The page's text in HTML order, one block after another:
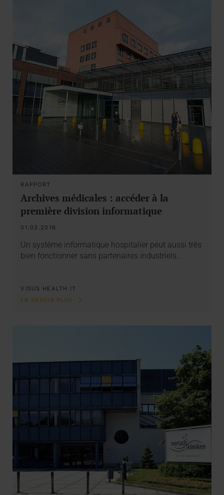
RAPPORT
Archives médicales : accéder à la
première division informatique
01.03.2016
Un système informatique hospitalier peut aussi très
bien fonctionner sans partenaires industriels…
VISUS HEALTH IT
EN SAVOIR PLUS